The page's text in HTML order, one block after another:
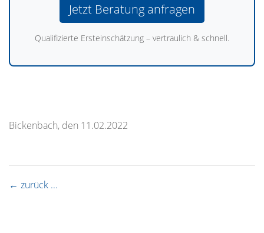
Jetzt Beratung anfragen
Qualifizierte Ersteinschätzung – vertraulich & schnell.
Bickenbach, den 11.02.2022
← zurück ...